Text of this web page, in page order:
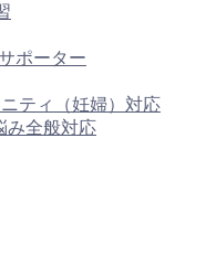
ポーター
ティ（妊婦）対応
み全般対応